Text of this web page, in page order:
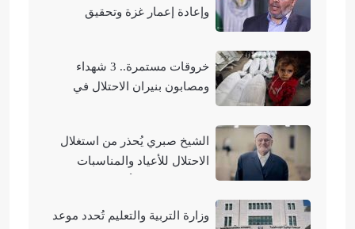
وإعادة إعمار غزة وتحقيق
خروقات مستمرة.. 3 شهداء
ومصابون بنيران الاحتلال في
الشيخ صبري يُحذر من استغلال
الاحتلال للأعياد والمناسبات
وزارة التربية والتعليم تُحدد موعد